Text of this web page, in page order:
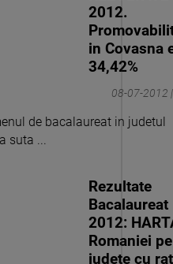
08-07-2012
2012.
in Covasna
34,42%
de bacalaureat in judetul
suta ...
Rezultate
Bacalaureat
2012:
Romaniei pe
judete cu